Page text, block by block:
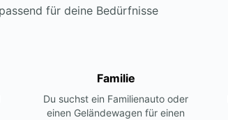
für deine Bedürfnisse
Familie
Du suchst ein Familienauto oder
einen Geländewagen für einen